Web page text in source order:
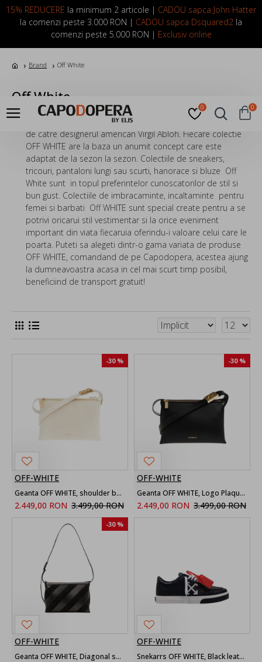
15% REDUCERE la minimum 2 articole | CADOU sapca John Hatter
la comenzi peste 3.000 RON | CADOU sapca Dsquared2 la
comenzi peste 5.000 RON | Exclusiv online
LOGIN INREGISTRARE
0 0
Brand Off White
Off White
este un brand de lux creat in Italia in anul 2012
de catre designerul american Virgil Abloh. Fiecare colectie
OFF WHITE are la baza un anumit concept care este
adaptat de la sezon la sezon. Colectiile de sneakers,
tricouri, pantaloni lungi sau scurti, hanorace si bluze Off
White sunt in topul preferintelor cunoscatorilor de stil si
bun gust. Colectiile de imbracaminte, incaltaminte pentru
femei si barbati Off WHITE sunt special create pentru a se
potrivi oricarui stil vestimentar si la orice eveniment
important din viata fiecaruia oferindu-i valoare celui care le
poarta. Puteti sa alegeti dintr-o gama variata de produse
OFF WHITE, comandand de pe Capodopera, acestea ajung
la dumneavoastra acasa in cel mai scurt timp posibil,
beneficiind de transport gratuit!
-30 %
OFF-WHITE
Geanta OFF WHITE, shoulder bag
2.449,00 RON 3.499,00 RON
-30 %
OFF-WHITE
Geanta OFF WHITE, Logo Plaque Zip-Up Shoulder Bag
2.449,00 RON 3.499,00 RON
-30 %
OFF-WHITE
Geanta OFF WHITE, Diagonal shoulder bag
OFF-WHITE
Snekarrs OFF WHITE, Black leather sneakers with logo